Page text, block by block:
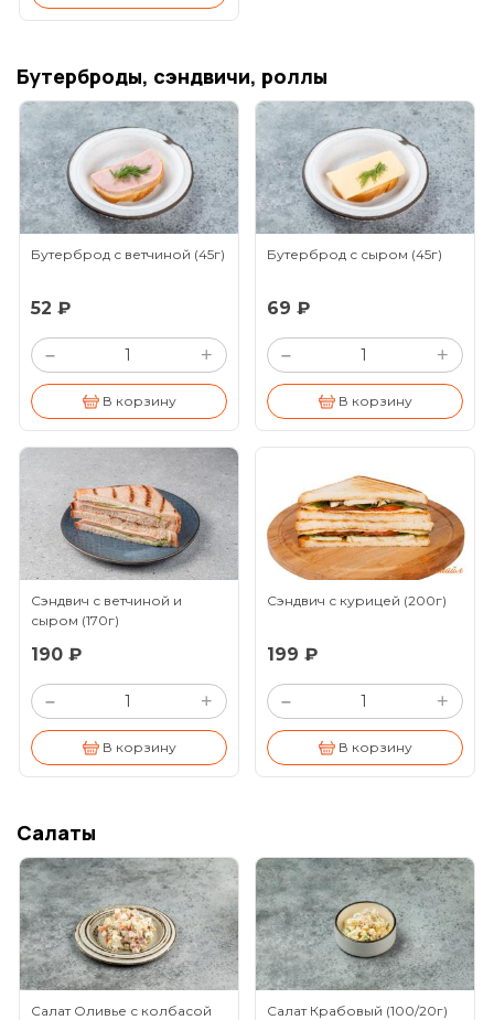
Бутерброды, сэндвичи, роллы
Бутерброд с ветчиной (45г)
52 ₽
– +
В корзину
Бутерброд с сыром (45г)
69 ₽
– +
В корзину
Сэндвич с ветчиной и
сыром (170г)
190 ₽
– +
В корзину
Сэндвич с курицей (200г)
199 ₽
– +
В корзину
Салаты
Салат Оливье с колбасой
Салат Крабовый (100/20г)